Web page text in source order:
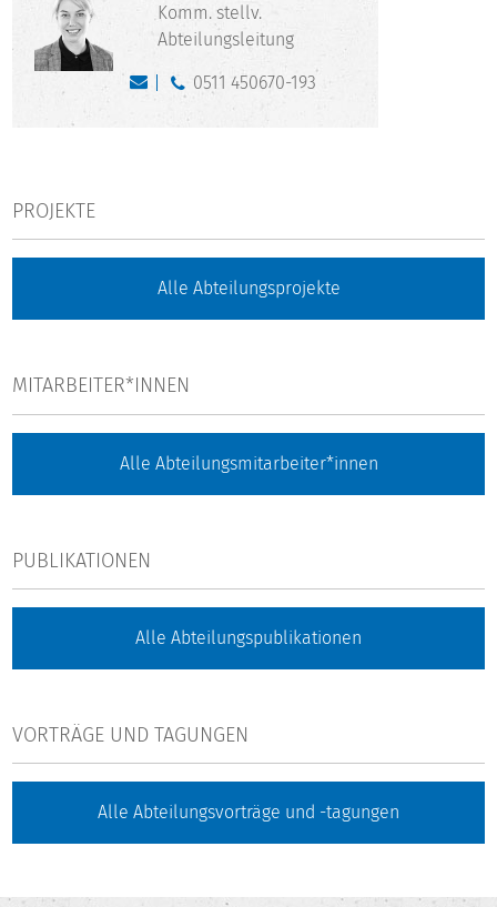
Komm. stellv.
Abteilungsleitung
0511 450670-193
PROJEKTE
Alle Abteilungsprojekte
MITARBEITER*INNEN
Alle Abteilungsmitarbeiter*innen
PUBLIKATIONEN
Alle Abteilungspublikationen
VORTRÄGE UND TAGUNGEN
Alle Abteilungsvorträge und -tagungen